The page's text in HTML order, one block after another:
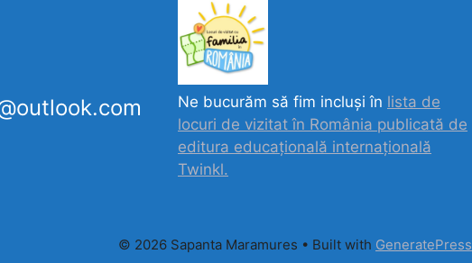
Ne bucurăm să fim incluși în lista de
locuri de vizitat în România publicată de
editura educațională internațională
Twinkl.
© 2026 Sapanta Maramures • Built with GeneratePress